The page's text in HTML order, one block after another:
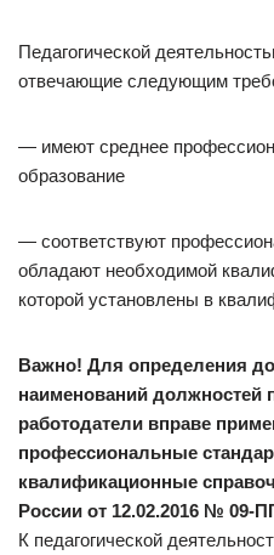
Педагогической
отвечающие следующим
— имеют среднее
образование
— соответствуют
обладают необходимой
которой установлены в
Важно! Для определения
наименований должностей
работодатели вправе
профессиональные
квалификационные
России от 12.02.2016 № 09-
К педагогической